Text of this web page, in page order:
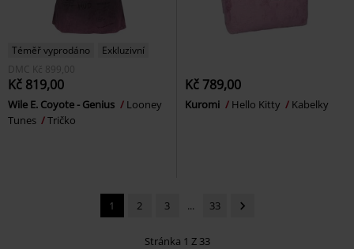
Téměř vyprodáno
Exkluzivní
DMC
Kč 899,00
Kč 819,00
Wile E. Coyote - Genius
Looney
Tunes
Tričko
Kč 789,00
Kuromi Hello Kitty Kabelky
1 2 3 ... 33
Stránka 1 Z 33